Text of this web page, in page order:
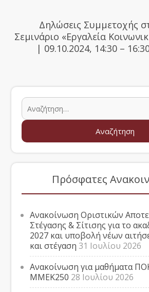
Δηλώσεις Συμμετοχής
Σεμινάριο «Εργαλεία
| 09.10.2024, 14:30 –
Πρόσφατες
Ανακοίνωση Οριστικών
Στέγασης & Σίτισης για το
2027 και υποβολή νέων
και στέγαση 31 Ιουλίου 2026
Ανακοίνωση για μαθήματα
ΜΜΕΚ250 28 Ιουλίου 2026